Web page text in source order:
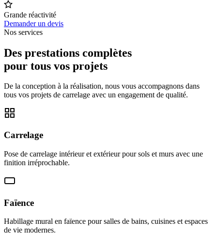
Grande réactivité
Demander un devis
Nos services
Des prestations complètes
pour tous vos projets
De la conception à la réalisation, nous vous accompagnons dans
tous vos projets de carrelage avec un engagement de qualité.
Carrelage
Pose de carrelage intérieur et extérieur pour sols et murs avec une
finition irréprochable.
Faïence
Habillage mural en faïence pour salles de bains, cuisines et espaces
de vie modernes.